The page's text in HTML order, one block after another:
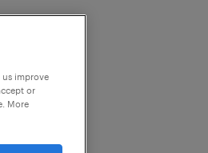
improve
or
More